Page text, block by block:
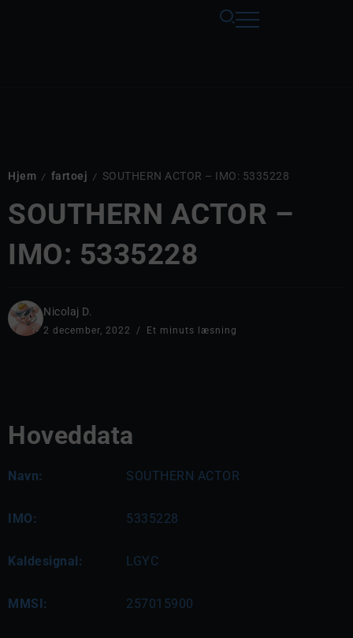
Hjem / fartoej / SOUTHERN ACTOR – IMO: 5335228
SOUTHERN ACTOR –
IMO: 5335228
Nicolaj D.
2 december, 2022 Et minuts læsning
Hoveddata
Navn: SOUTHERN ACTOR
IMO: 5335228
Kaldesignal: LGYC
MMSI: 257015900